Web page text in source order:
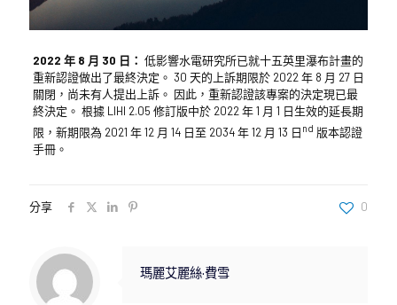
2022 年 8 月 30 日： 低影響水電研究所已就十五英里瀑布計畫的
重新認證做出了最終決定。 30 天的上訴期限於 2022 年 8 月 27 日
關閉，尚未有人提出上訴。 因此，重新認證該專案的決定現已最
終決定。 根據 LIHI 2.05 修訂版中於 2022 年 1 月 1 日生效的延長期
限，新期限為 2021 年 12 月 14 日至 2034 年 12 月 13 日 nd 版本認證
手冊。
分享 0
瑪麗艾麗絲·費雪